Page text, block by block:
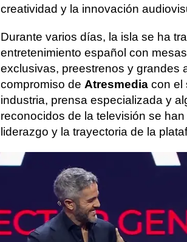
creatividad y la innovación
Durante varios días, la isla se ha
entretenimiento español con
exclusivas, preestrenos y grandes
compromiso de Atresmedia con el
industria, prensa especializada y
reconocidos de la televisión se
liderazgo y la trayectoria de la
El atresplayer Day ha sido mucho
contenidos: Atresmedia ha reunido
figuras de la ficción y el
común: seguir impulsando el
que conectan con el público.